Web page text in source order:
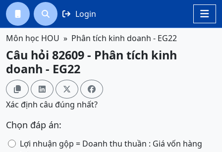

  Login
Môn học HOU Phân tích kinh doanh - EG22
Câu hỏi 82609 - Phân tích kinh
doanh - EG22
   
Xác định câu đúng nhất?
Chọn đáp án:
Lợi nhuận gộp = Doanh thu thuần : Giá vốn hàng